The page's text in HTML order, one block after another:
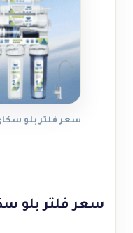
سعر فلتر بلو سكاي 7
سعر فلتر بلو سكاي 7